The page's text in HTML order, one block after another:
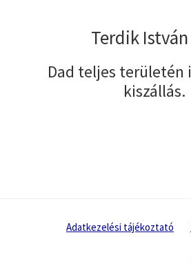
Terdik István
Dad teljes területén
kiszállás.
Adatkezelési tájékoztató